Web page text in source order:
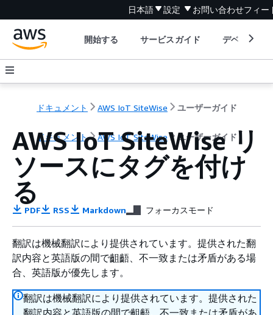
日本語 設定 お問い合わせフィー
開始する サービスガイド デベロッパ
ドキュメント AWS IoT SiteWise ユーザーガイド
ドキュメント AWS IoT SiteWise ユーザーガイド
AWS IoT SiteWise リ
ソースにタグを付け
る
PDF RSS Markdown フォーカスモード
翻訳は機械翻訳により提供されています。提供された翻
訳内容と英語版の間で齟齬、不一致または矛盾がある場
合、英語版が優先します。
翻訳は機械翻訳により提供されています。提供された
翻訳内容と英語版の間で齟齬、不一致または矛盾があ